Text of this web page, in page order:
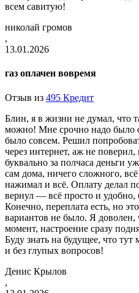
всем савитую!
николай громов
,
13.01.2026
газ оплачен вовремя
Отзыв из 495 Кредит
Блин, я в жизни не думал, что
можно! Мне срочно надо было
было совсем. Решил
через интернет, аж не
буквально за полчаса деньги
сам дома, ничего сложного,
нажимал и всё. Оплату делал
вернул — всё просто и удобно,
Конечно, переплата есть, но
вариантов не было. Я
момент, настроение сразу
Буду знать на будущее, что
и без глупых вопросов!
Денис Крылов
,